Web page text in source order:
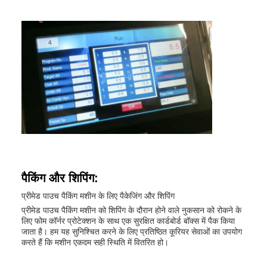
पैकिंग और शिपिंग:
प्रीमेड पाउच पैकिंग मशीन के लिए पैकेजिंग और शिपिंग
प्रीमेड पाउच पैकिंग मशीन को शिपिंग के दौरान होने वाले नुकसान को रोकने के
लिए फोम कॉर्नर प्रोटेक्शन के साथ एक सुरक्षित कार्डबोर्ड बॉक्स में पैक किया
जाता है। हम यह सुनिश्चित करने के लिए प्रतिष्ठित कूरियर सेवाओं का उपयोग
करते हैं कि मशीन एकदम सही स्थिति में वितरित हो।